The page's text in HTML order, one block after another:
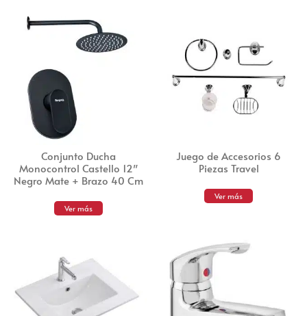
Conjunto Ducha
Monocontrol Castello 12″
Negro Mate + Brazo 40 Cm
Ver más
Juego de Accesorios 6
Piezas Travel
Ver más